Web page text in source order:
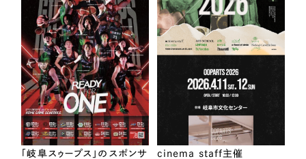
「岐阜スゥープス」のスポンサ
cinema staff主催